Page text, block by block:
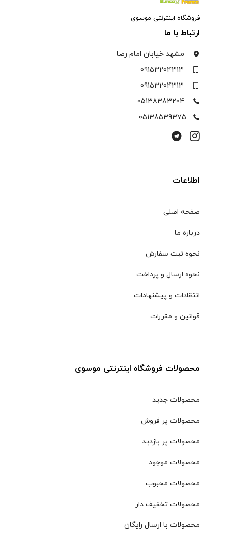
فروشگاه اینترنتی موسوی
ارتباط با ما
مشهد خیابان امام رضا
09153204313
09153204313
05138383204
05138539375
اطلاعات
صفحه اصلی
درباره ما
نحوه ثبت سفارش
نحوه ارسال و پرداخت
انتقادات و پیشنهادات
قوانین و مقررات
محصولات فروشگاه اینترنتی موسوی
محصولات جدید
محصولات پر فروش
محصولات پر بازدید
محصولات موجود
محصولات محبوب
محصولات تخفیف دار
محصولات با ارسال رایگان